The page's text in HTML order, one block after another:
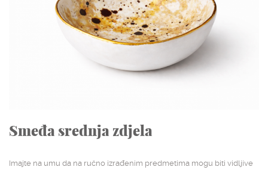
NASLOVNA
Smeđa srednja zdjela
Imajte na umu da na ručno izrađenim predmetima mogu biti vidljive